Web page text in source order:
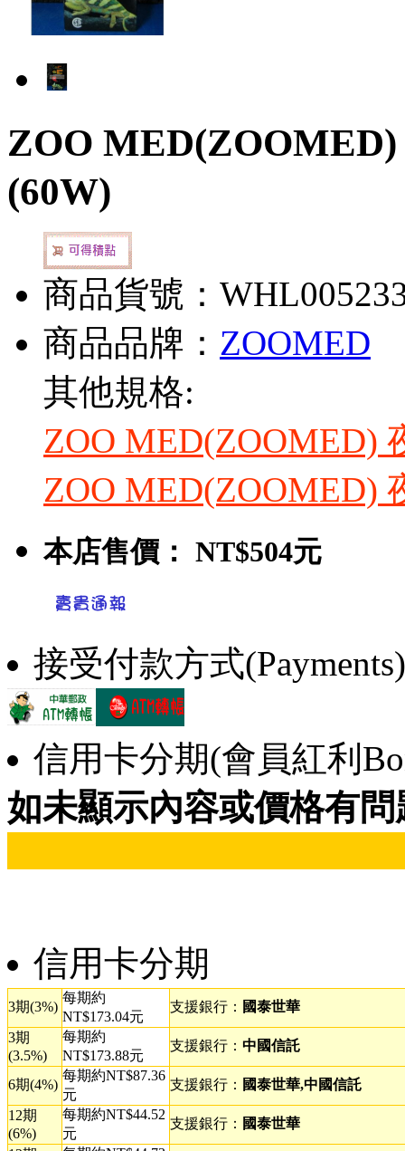
ZOO
(60W)
商品貨號：
商品品牌： ZOOMED
其他規格:
ZOO MED(ZOOMED)
ZOO MED(ZOOMED)
本店售價： NT$504元
接受付款方式
信用卡分期(會員紅利
如未顯示內容或價格有
信用卡分期
3期(3%)
每期約
NT$173.04元
支援銀行： 國泰世華
3期
(3.5%)
每期約
NT$173.88元
支援銀行： 中國信託
6期(4%)
每期約NT$87.36
元
支援銀行： 國泰世華,中國信託
12期
(6%)
每期約NT$44.52
元
支援銀行： 國泰世華